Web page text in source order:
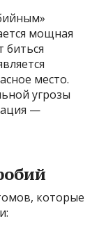
мощная
биться
место.
угрозы
—
которые